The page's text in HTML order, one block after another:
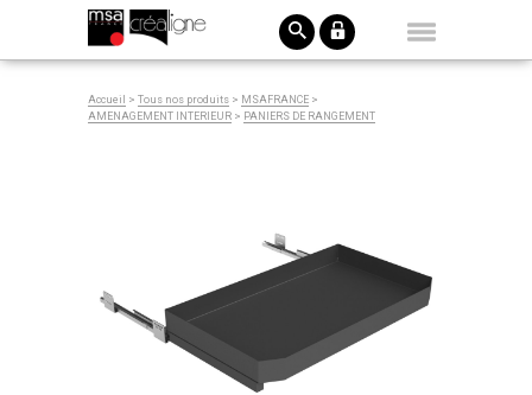
Accueil > Tous nos produits > MSAFRANCE >
AMENAGEMENT INTERIEUR > PANIERS DE RANGEMENT